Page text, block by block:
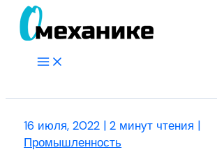
Перейти
Main
16 июля, 2022 |2 минут чтения |
Промышленность